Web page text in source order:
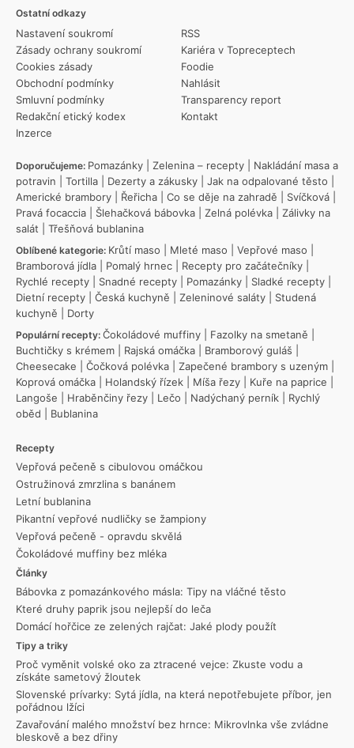
Ostatní odkazy
Nastavení soukromí
Zásady ochrany soukromí
Cookies zásady
Obchodní podmínky
Smluvní podmínky
Redakční etický kodex
Inzerce
RSS
Kariéra v Topreceptech
Foodie
Nahlásit
Transparency report
Kontakt
Doporučujeme: Pomazánky Zelenina – recepty
Nakládání masa a
potravin
Tortilla Dezerty a zákusky Jak na odpalované těsto
Americké brambory
Řeřicha Co se děje na zahradě Svíčková
Pravá focaccia
Šlehačková bábovka Zelná polévka
Zálivky na
salát
Třešňová bublanina
Oblíbené kategorie: Krůtí maso Mleté maso Vepřové maso
Bramborová jídla
Pomalý hrnec Recepty pro začátečníky
Rychlé recepty
Snadné recepty Pomazánky Sladké recepty
Dietní recepty
Česká kuchyně Zeleninové saláty
Studená
kuchyně
Dorty
Populární recepty: Čokoládové muffiny Fazolky na smetaně
Buchtičky s krémem
Rajská omáčka Bramborový guláš
Cheesecake
Čočková polévka Zapečené brambory s uzeným
Koprová omáčka
Holandský řízek Míša řezy Kuře na paprice
Langoše
Hraběnčiny řezy Lečo Nadýchaný perník
Rychlý
oběd
Bublanina
Recepty
Vepřová pečeně s cibulovou omáčkou
Ostružinová zmrzlina s banánem
Letní bublanina
Pikantní vepřové nudličky se žampiony
Vepřová pečeně - opravdu skvělá
Čokoládové muffiny bez mléka
Články
Bábovka z pomazánkového másla: Tipy na vláčné těsto
Které druhy paprik jsou nejlepší do leča
Domácí hořčice ze zelených rajčat: Jaké plody použít
Tipy a triky
Proč vyměnit volské oko za ztracené vejce: Zkuste vodu a
získáte sametový žloutek
Slovenské prívarky: Sytá jídla, na která nepotřebujete příbor, jen
pořádnou lžíci
Zavařování malého množství bez hrnce: Mikrovlnka vše zvládne
bleskově a bez dřiny